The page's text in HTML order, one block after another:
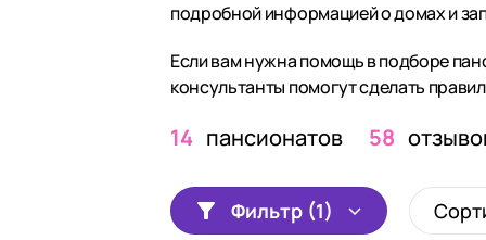
подробной информацией о домах и
Если вам нужна помощь в подборе
консультанты помогут сделать
14 пансионатов 58
Фильтр (1)